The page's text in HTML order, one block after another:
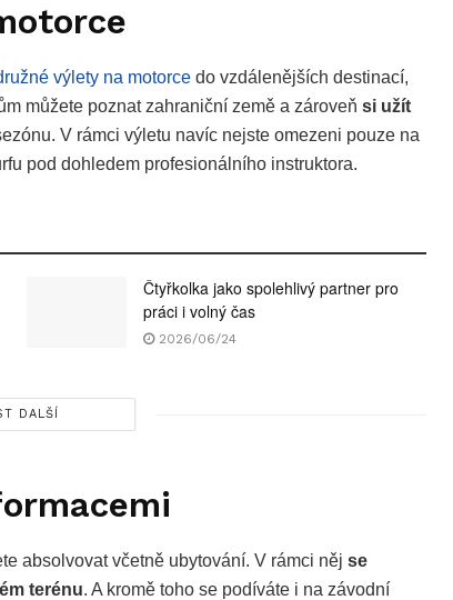
výlety na motorce do vzdálenějších destinací,
můžete poznat zahraniční země a zároveň si užít
V rámci výletu navíc nejste omezeni pouze na
pod dohledem profesionálního instruktora.
Čtyřkolka jako spolehlivý partner pro
práci i volný čas
2026/06/24
DALŠÍ
absolvovat včetně ubytování. V rámci něj se
terénu. A kromě toho se podíváte i na závodní